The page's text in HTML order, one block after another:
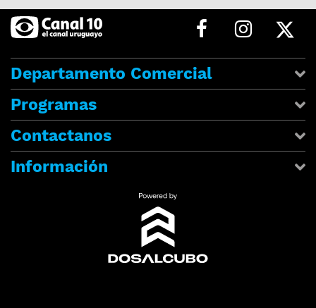
Departamento Comercial
Programas
Contactanos
Información